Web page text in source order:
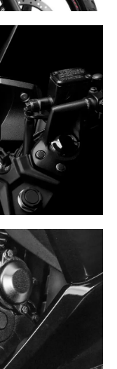
TABLERO
ayuda a tener
tablero con 13mm
el manejo sin
información.
(SEP)
de primera
del combustible.
las pérdidas
alto ratio